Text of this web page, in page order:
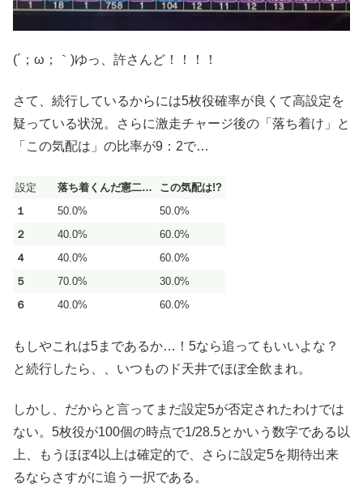
(´；ω；｀)ゆっ、許さんど！！！！
さて、続行しているからには5枚役確率が良くて高設定を
疑っている状況。さらに激走チャージ後の「落ち着け」と
「この気配は」の比率が9：2で…
設定 落ち着くんだ憲二…
この気配は!?
１
50.0%
50.0%
２
40.0%
60.0%
４
40.0%
60.0%
５
70.0%
30.0%
６
40.0% 60.0%
もしやこれは5まであるか…！5なら追ってもいいよな？
と続行したら、、いつものド天井でほぼ全飲まれ。
しかし、だからと言ってまだ設定5が否定されたわけでは
ない。5枚役が100個の時点で1/28.5とかいう数字である以
上、もうほぼ4以上は確定的で、さらに設定5を期待出来
るならさすがに追う一択である。